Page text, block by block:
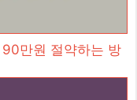
만원 절약하는 방